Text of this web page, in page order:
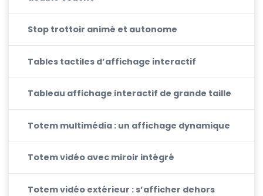
Stop trottoir animé et autonome
Tables tactiles d’affichage interactif
Tableau affichage interactif de grande taille
Totem multimédia : un affichage dynamique
Totem vidéo avec miroir intégré
Totem vidéo extérieur : s’afficher dehors